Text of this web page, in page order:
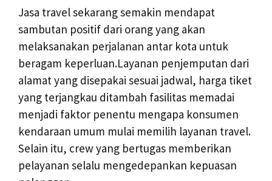
Jasa travel sekarang semakin mendapat
sambutan positif dari orang yang akan
melaksanakan perjalanan antar kota untuk
beragam keperluan.Layanan penjemputan dari
alamat yang disepakai sesuai jadwal, harga tiket
yang terjangkau ditambah fasilitas memadai
menjadi faktor penentu mengapa konsumen
kendaraan umum mulai memilih layanan travel.
Selain itu, crew yang bertugas memberikan
pelayanan selalu mengedepankan kepuasan